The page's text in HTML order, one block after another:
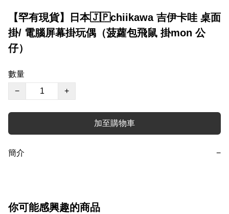
【罕有現貨】日本🇯🇵chiikawa 吉伊卡哇 桌面
掛/ 電腦屏幕掛玩偶（菠蘿包飛鼠 掛mon 公
仔）
數量
−
+
加至購物車
簡介 −
你可能感興趣的商品